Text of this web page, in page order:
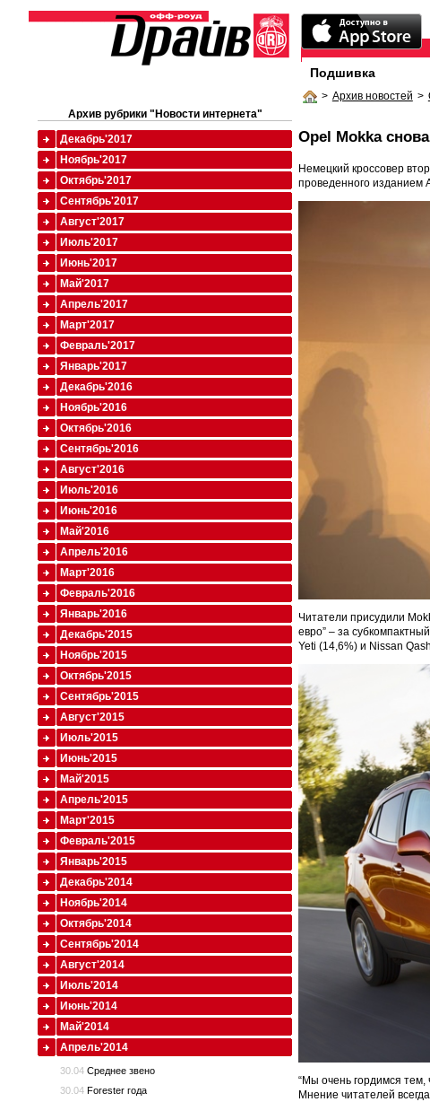
Подшивка
> Архив новостей >
Opel Mokka
Немецкий кроссовер
проведенного изданием
Читатели присудили
евро” – за
Yeti (14,6%) и Nissan
“Мы очень гордимся тем,
Мнение читателей
Архив рубрики "Новости интернета"
Декабрь'2017
Ноябрь'2017
Октябрь'2017
Сентябрь'2017
Август'2017
Июль'2017
Июнь'2017
Май'2017
Апрель'2017
Март'2017
Февраль'2017
Январь'2017
Декабрь'2016
Ноябрь'2016
Октябрь'2016
Сентябрь'2016
Август'2016
Июль'2016
Июнь'2016
Май'2016
Апрель'2016
Март'2016
Февраль'2016
Январь'2016
Декабрь'2015
Ноябрь'2015
Октябрь'2015
Сентябрь'2015
Август'2015
Июль'2015
Июнь'2015
Май'2015
Апрель'2015
Март'2015
Февраль'2015
Январь'2015
Декабрь'2014
Ноябрь'2014
Октябрь'2014
Сентябрь'2014
Август'2014
Июль'2014
Июнь'2014
Май'2014
Апрель'2014
30.04 Среднее звено
30.04 Forester года